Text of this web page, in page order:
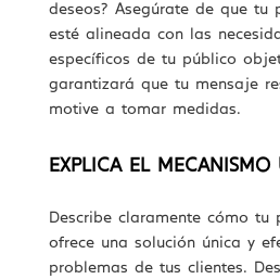
deseos? Asegúrate de que tu
esté alineada con las
específicos de tu público
garantizará que tu mensaje
motive a tomar medidas.
EXPLICA EL MECANISMO
Describe claramente cómo tu
ofrece una solución única y
problemas de tus clientes.